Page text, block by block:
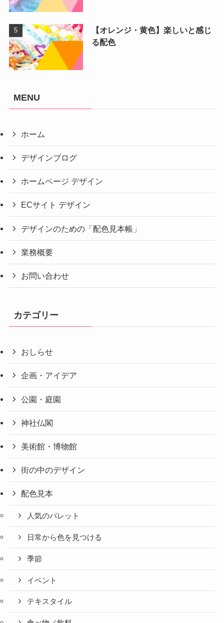
【オレンジ・黄色】楽しいと感じ
る配色
MENU
ホーム
デザインブログ
ホームページ デザイン
ECサイト デザイン
デザインのための「配色見本帳」
業務概要
お問い合わせ
カテゴリー
おしらせ
企画・アイデア
公園・庭園
神社仏閣
美術館・博物館
街の中のデザイン
配色見本
人気のパレット
日常から色を見つける
季節
イベント
テキスタイル